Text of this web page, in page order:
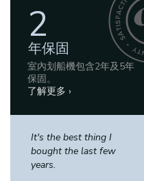
2
年保固
室內划船機包含2年及5年
保固。
了解更多 ›
It's the best thing I
bought the last few
years.